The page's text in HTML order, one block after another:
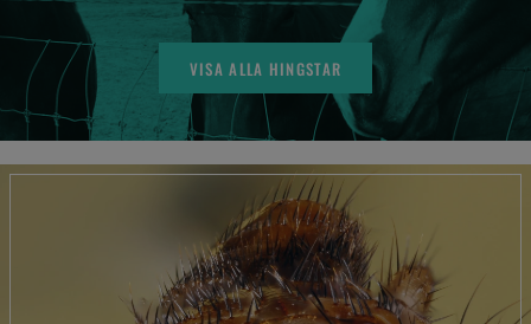
VISA ALLA HINGSTAR